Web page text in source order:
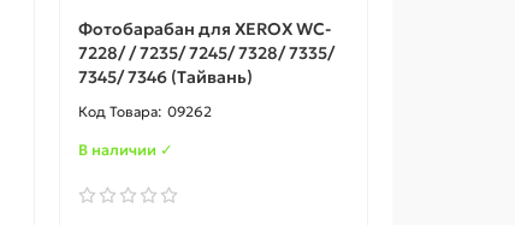
Фотобарабан для XEROX WC-
7228/ / 7235/ 7245/ 7328/ 7335/
7345/ 7346 (Тайвань)
09262
В наличии ✓